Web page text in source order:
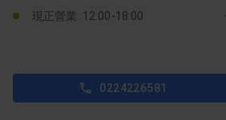
現正營業: 12:00-18:00
0224226581